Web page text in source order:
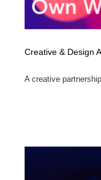
Creative & Design
A creative